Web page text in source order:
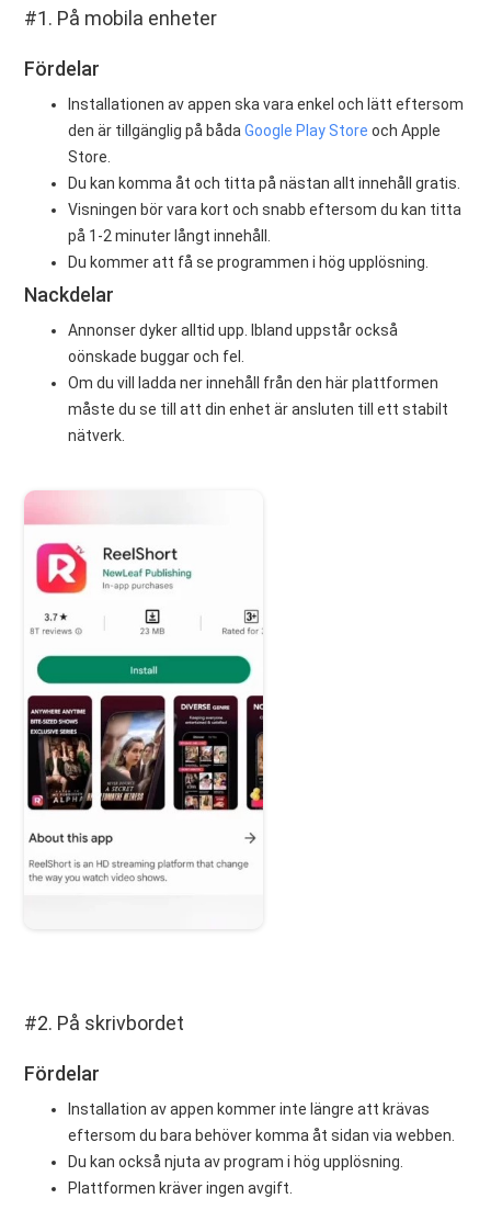
#1. På mobila enheter
Fördelar
Installationen av appen ska vara enkel och lätt eftersom
den är tillgänglig på bådaGoogle Play Store och Apple
Store.
Du kan komma åt och titta på nästan allt innehåll gratis.
Visningen bör vara kort och snabb eftersom du kan titta
på 1-2 minuter långt innehåll.
Du kommer att få se programmen i hög upplösning.
Nackdelar
Annonser dyker alltid upp. Ibland uppstår också
oönskade buggar och fel.
Om du vill ladda ner innehåll från den här plattformen
måste du se till att din enhet är ansluten till ett stabilt
nätverk.
#2. På skrivbordet
Fördelar
Installation av appen kommer inte längre att krävas
eftersom du bara behöver komma åt sidan via webben.
Du kan också njuta av program i hög upplösning.
Plattformen kräver ingen avgift.